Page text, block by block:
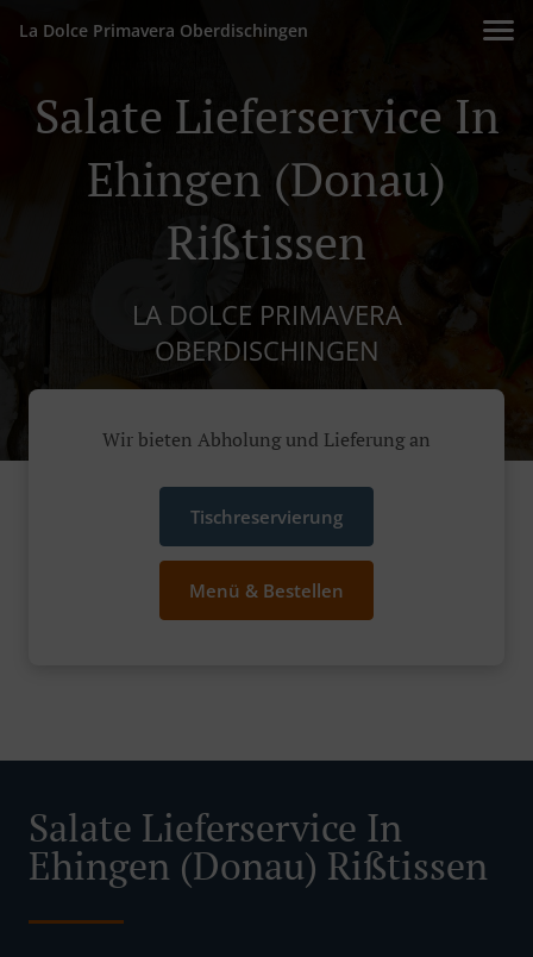
La Dolce Primavera Oberdischingen
Salate Lieferservice In
Ehingen (Donau)
Rißtissen
LA DOLCE PRIMAVERA
OBERDISCHINGEN
Wir bieten Abholung und Lieferung an
Tischreservierung
Menü & Bestellen
Salate Lieferservice In
Ehingen (Donau) Rißtissen